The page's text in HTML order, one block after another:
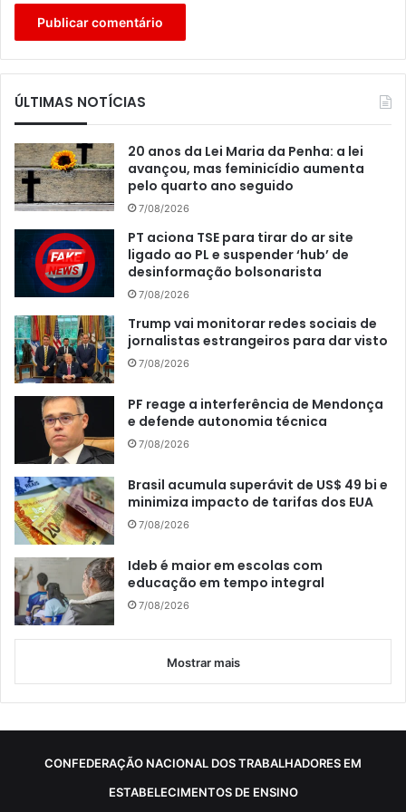
ÚLTIMAS NOTÍCIAS
20 anos da Lei Maria da Penha: a lei
avançou, mas feminicídio aumenta
pelo quarto ano seguido
7/08/2026
PT aciona TSE para tirar do ar site
ligado ao PL e suspender ‘hub’ de
desinformação bolsonarista
7/08/2026
Trump vai monitorar redes sociais de
jornalistas estrangeiros para dar visto
7/08/2026
PF reage a interferência de Mendonça
e defende autonomia técnica
7/08/2026
Brasil acumula superávit de US$ 49 bi e
minimiza impacto de tarifas dos EUA
7/08/2026
Ideb é maior em escolas com
educação em tempo integral
7/08/2026
Mostrar mais
CONFEDERAÇÃO NACIONAL DOS TRABALHADORES EM
ESTABELECIMENTOS DE ENSINO